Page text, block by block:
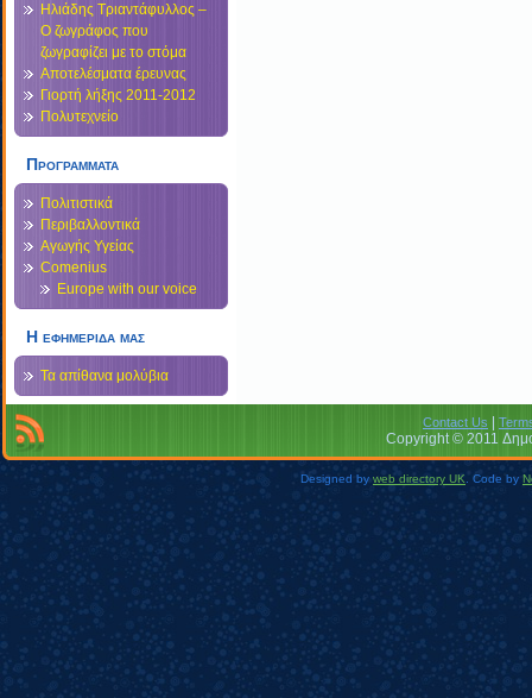
Ηλιάδης Τριαντάφυλλος –
Ο ζωγράφος που
ζωγραφίζει με το στόμα
Αποτελέσματα έρευνας
Γιορτή λήξης 2011-2012
Πολυτεχνείο
Προγραμματα
Πολιτιστικά
Περιβαλλοντικά
Αγωγής Υγείας
Comenius
Europe with our voice
Η εφημεριδα μας
Τα απίθανα μολύβια
Contact Us
Copyright © 2011
Designed by web directory UK . Code by